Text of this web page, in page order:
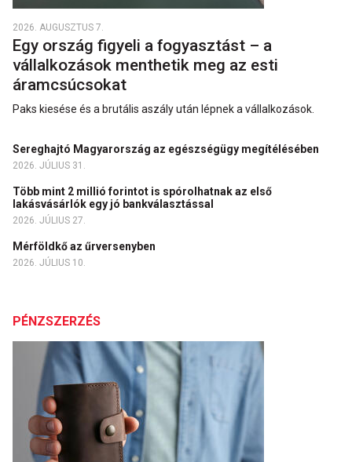
2026. AUGUSZTUS 7.
Egy ország figyeli a fogyasztást – a
vállalkozások menthetik meg az esti
áramcsúcsokat
Paks kiesése és a brutális aszály után lépnek a vállalkozások.
Sereghajtó Magyarország az egészségügy megítélésében
2026. JÚLIUS 31.
Több mint 2 millió forintot is spórolhatnak az első
lakásvásárlók egy jó bankválasztással
2026. JÚLIUS 27.
Mérföldkő az űrversenyben
2026. JÚLIUS 10.
PÉNZSZERZÉS